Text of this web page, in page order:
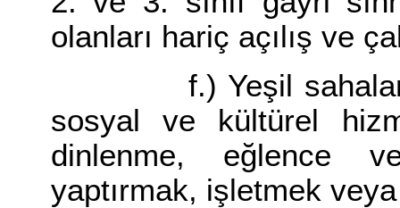
olanları hariç açılış ve
f.) Yeşil sahalar,
sosyal ve kültürel
dinlenme, eğlence
yaptırmak, işletmek